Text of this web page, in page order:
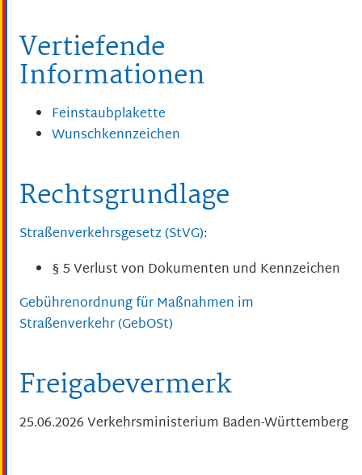
Vertiefende
Informationen
Feinstaubplakette
Wunschkennzeichen
Rechtsgrundlage
Straßenverkehrsgesetz (StVG):
§ 5 Verlust von Dokumenten und Kennzeichen
Gebührenordnung für Maßnahmen im
Straßenverkehr (GebOSt)
Freigabevermerk
25.06.2026 Verkehrsministerium Baden-Württemberg